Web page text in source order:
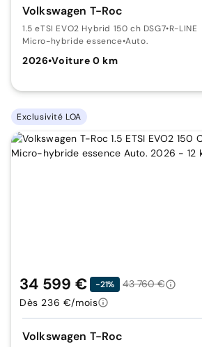
Volkswagen T-Roc
1.5 eTSI EVO2 Hybrid 150 ch DSG7•R-LINE
Micro-hybride essence•Auto.
2026•Voiture 0 km
Exclusivité LOA
Volkswagen T-Roc
34 599 € -21%
43 760 €
Dès 236 €/mois